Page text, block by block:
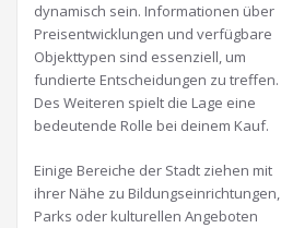
dynamisch sein. Informationen über
Preisentwicklungen und verfügbare
Objekttypen sind essenziell, um
fundierte Entscheidungen zu treffen.
Des Weiteren spielt die Lage eine
bedeutende Rolle bei deinem Kauf.
Einige Bereiche der Stadt ziehen mit
ihrer Nähe zu Bildungseinrichtungen,
Parks oder kulturellen Angeboten